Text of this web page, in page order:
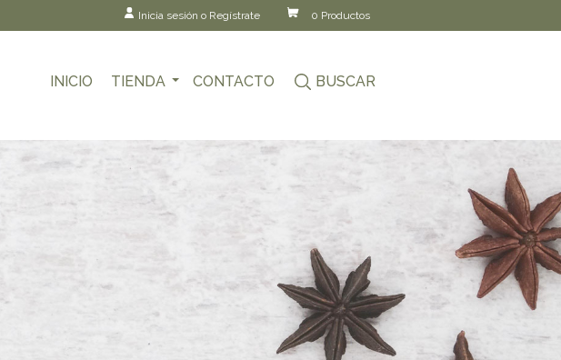
Inicia sesión o Regístrate 0 Productos
INICIO TIENDA CONTACTO BUSCAR